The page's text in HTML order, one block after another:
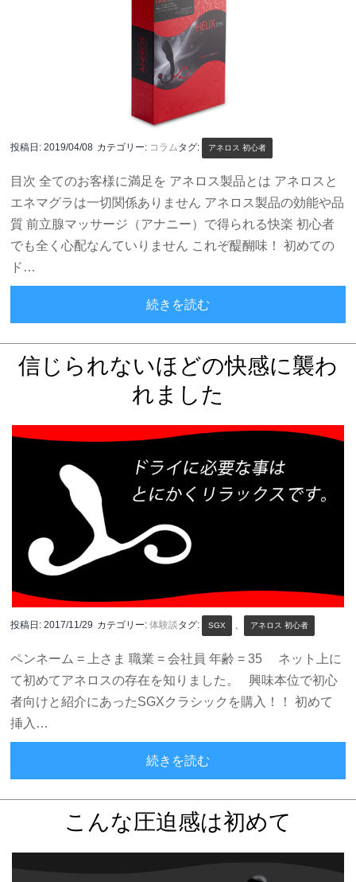
投稿日:2019/04/08 カテゴリー: コラムタグ: アネロス 初心者
目次 全てのお客様に満足を アネロス製品とは アネロスと
エネマグラは一切関係ありません アネロス製品の効能や品
質 前立腺マッサージ（アナニー）で得られる快楽 初心者
でも全く心配なんていりません これぞ醍醐味！ 初めての
ド…
続きを読む
信じられないほどの快感に襲わ
れました
投稿日:2017/11/29 カテゴリー:体験談タグ: SGX 、 アネロス 初心者
ペンネーム = 上さま 職業 = 会社員 年齢 = 35 ネット上に
て初めてアネロスの存在を知りました。 興味本位で初心
者向けと紹介にあったSGXクラシックを購入！！ 初めて
挿入…
続きを読む
こんな圧迫感は初めて